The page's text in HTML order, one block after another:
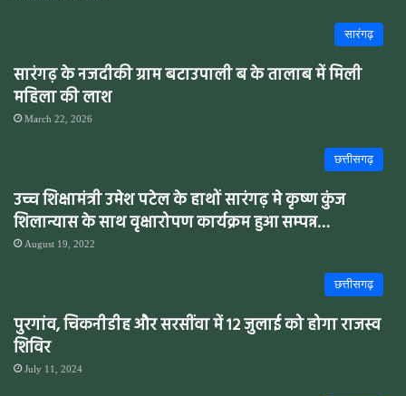
सारंगढ़
सारंगढ़ के नजदीकी ग्राम बटाउपाली ब के तालाब में मिली
महिला की लाश
March 22, 2026
छत्तीसगढ़
उच्च शिक्षामंत्री उमेश पटेल के हाथों सारंगढ़ मे कृष्ण कुंज
शिलान्यास के साथ वृक्षारोपण कार्यक्रम हुआ सम्पन्न…
August 19, 2022
छत्तीसगढ़
पुरगांव, चिकनीडीह और सरसींवा में 12 जुलाई को होगा राजस्व
शिविर
July 11, 2024